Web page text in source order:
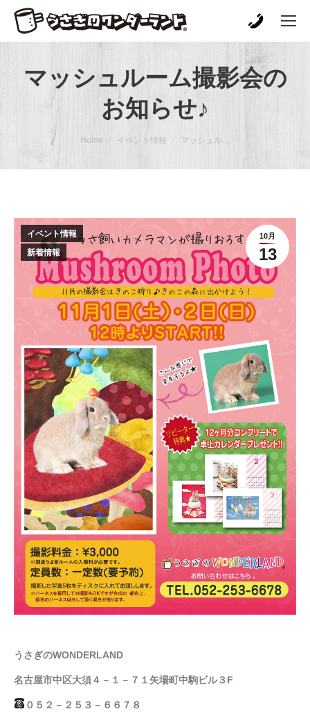
マッシュルーム撮影会の
お知らせ♪
You are here: Home イベント情報 マッシュル…
10月
13
イベント情報
新着情報
うさぎのWONDERLAND
名古屋市中区大須４－１－７１矢場町中駒ビル３F
０５２－２５３－６６７８